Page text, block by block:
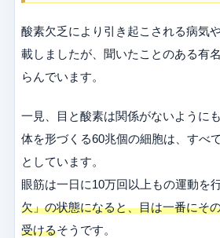
酸素欠乏により引き起こされる病気
載しましたが、聞いたことのある有
らんでいます。
一見、目と酸素は関係がないように
体を形づくる60兆個の細胞は、すべ
としています。
眼筋は一日に10万回以上もの運動を
欠」の状態になると、目は一番にそ
受けるそうです。